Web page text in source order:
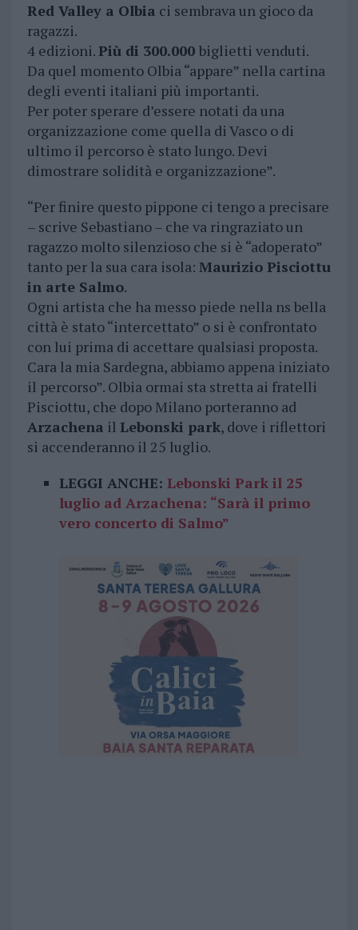
Red Valley a Olbia ci sembrava un gioco da
ragazzi.
4 edizioni.Più di 300.000 biglietti venduti.
Da quel momento Olbia “appare” nella cartina
degli eventi italiani più importanti.
Per poter sperare d’essere notati da una
organizzazione come quella di Vasco o di
ultimo il percorso è stato lungo. Devi
dimostrare solidità e organizzazione”.
“Per finire questo pippone ci tengo a precisare
– scrive Sebastiano – che va ringraziato un
ragazzo molto silenzioso che si è “adoperato”
tanto per la sua cara isola: Maurizio Pisciottu
in arte Salmo.
Ogni artista che ha messo piede nella ns bella
città è stato “intercettato” o si è confrontato
con lui prima di accettare qualsiasi proposta.
Cara la mia Sardegna, abbiamo appena iniziato
il percorso”. Olbia ormai sta stretta ai fratelli
Pisciottu, che dopo Milano porteranno ad
Arzachena il Lebonski park, dove i riflettori
si accenderanno il 25 luglio.
LEGGI ANCHE: Lebonski Park il 25
luglio ad Arzachena: “Sarà il primo
vero concerto di Salmo”